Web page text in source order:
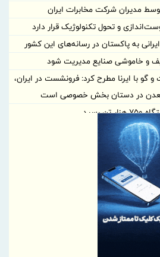
مدیران شرکت مخابرات ایران
و تحول تکنولوژیک قرار دارد
به پاکستان در رسانه‌های این کشور
و خاموشی صنایع مدیریت شود
با ایرنا مطرح کرد: فرونشست در ایران،
در دستان بخش خصوصی است
رسید
و بازندگان عصر هوش مصنوعی
صندوق بازنشستگی مس و شرکت
حمایت مالی بانک توسعه صادرات ایران از